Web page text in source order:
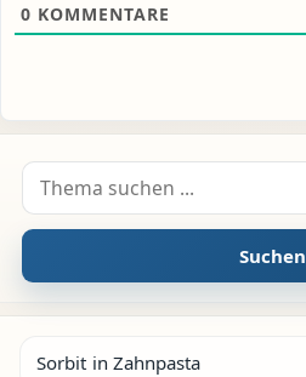
0 KOMMENTARE
Suche nach:
Suchen
Sorbit in Zahnpasta